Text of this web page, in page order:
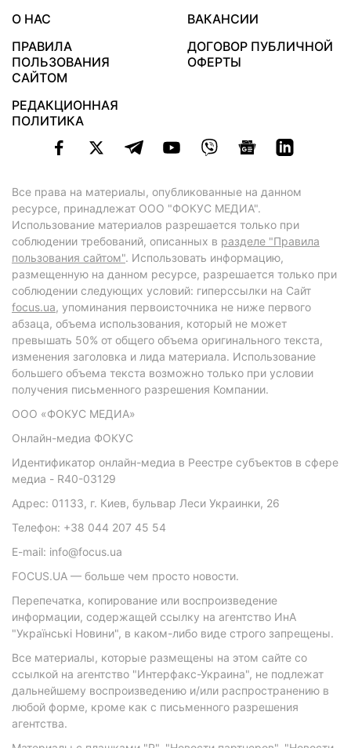
О НАС
ВАКАНСИИ
ПРАВИЛА
ПОЛЬЗОВАНИЯ
САЙТОМ
ДОГОВОР ПУБЛИЧНОЙ
ОФЕРТЫ
РЕДАКЦИОННАЯ
ПОЛИТИКА
Все права на материалы, опубликованные на данном
ресурсе, принадлежат ООО "ФОКУС МЕДИА".
Использование материалов разрешается только при
соблюдении требований, описанных в разделе "Правила
пользования сайтом". Использовать информацию,
размещенную на данном ресурсе, разрешается только при
соблюдении следующих условий: гиперссылки на Сайт
focus.ua, упоминания первоисточника не ниже первого
абзаца, объема использования, который не может
превышать 50% от общего объема оригинального текста,
изменения заголовка и лида материала. Использование
большего объема текста возможно только при условии
получения письменного разрешения Компании.
ООО «ФОКУС МЕДИА»
Онлайн-медиа ФОКУС
Идентификатор онлайн-медиа в Реестре субъектов в сфере
медиа - R40-03129
Адрес: 01133, г. Киев, бульвар Леси Украинки, 26
Телефон: +38 044 207 45 54
E-mail: info@focus.ua
FOCUS.UA — больше чем просто новости.
Перепечатка, копирование или воспроизведение
информации, содержащей ссылку на агентство ИнА
"Українські Новини", в каком-либо виде строго запрещены.
Все материалы, которые размещены на этом сайте со
ссылкой на агентство "Интерфакс-Украина", не подлежат
дальнейшему воспроизведению и/или распространению в
любой форме, кроме как с письменного разрешения
агентства.